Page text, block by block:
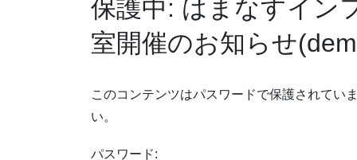
保護中: はまなすインフォメーションパソコン教
室開催のお知らせ
このコンテンツはパスワードで保護されてい
い。
パスワード: